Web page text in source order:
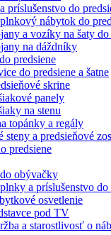
príslušenstvo do
nábytok do
a vozíky na šaty do
na dáždníky
predsiene
do predsiene a šatne
skrine
panely
na stenu
topánky a regály
steny a predsieňové
predsiene
obývačky
a príslušenstvo
osvetlenie
pod TV
a starostlivosť o